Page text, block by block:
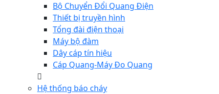
Bộ Chuyển Đổi Quang Điện
Thiết bị truyền hình
Tổng đài điện thoại
Máy bộ đàm
Dây cáp tín hiệu
Cáp Quang-Máy Đo Quang
Hệ thống báo cháy